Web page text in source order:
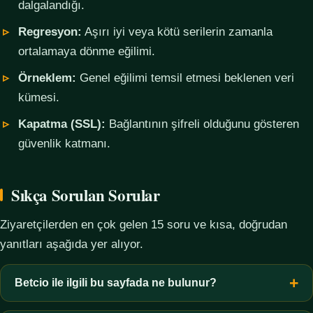
dalgalandığı.
Regresyon: Aşırı iyi veya kötü serilerin zamanla
ortalamaya dönme eğilimi.
Örneklem: Genel eğilimi temsil etmesi beklenen veri
kümesi.
Kapatma (SSL): Bağlantının şifreli olduğunu gösteren
güvenlik katmanı.
Sıkça Sorulan Sorular
Ziyaretçilerden en çok gelen 15 soru ve kısa, doğrudan
yanıtları aşağıda yer alıyor.
Betcio ile ilgili bu sayfada ne bulunur?
Bu sayfada yalnızca kavramsal bilgi, terim açıklamaları, veri